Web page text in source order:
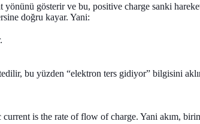
yönünü gösterir ve bu, positive charge sanki
doğru kayar. Yani:
bu yüzden “elektron ters gidiyor” bilgisini
current is the rate of flow of charge. Yani akım,